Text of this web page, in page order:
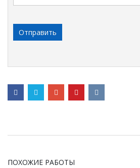
ПОХОЖИЕ РАБОТЫ